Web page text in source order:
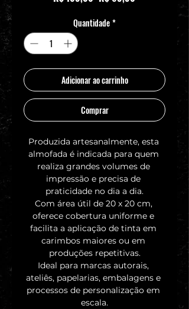
Quantidade*
Adicionar ao carrinho
Comprar
Produzida artesanalmente, esta
almofada é indicada para quem
realiza grandes volumes de
impressão e precisa de
praticidade no dia a dia.
Com área útil de 20 x 20 cm,
oferece cobertura uniforme e
facilita a aplicação de tinta em
carimbos maiores ou em
produções repetitivas.
Ideal para marcas autorais,
ateliês, papelarias, embalagens e
processos de personalização em
escala.